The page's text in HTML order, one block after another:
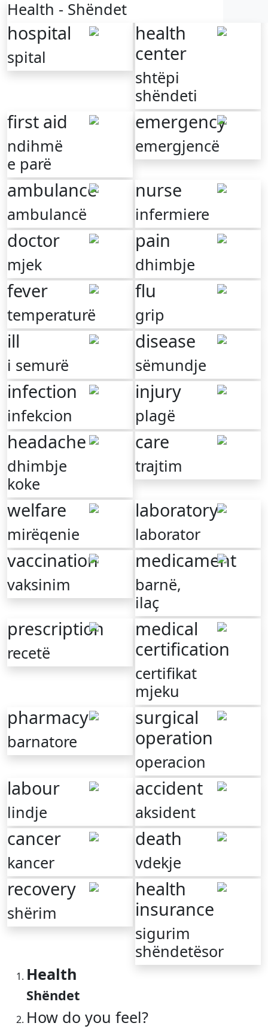
Health - Shëndet
hospital
spital
health
center
shtëpi
shëndeti
first aid
ndihmë
e parë
emergency
emergjencë
ambulance
ambulancë
nurse
infermiere
doctor
mjek
pain
dhimbje
fever
temperaturë
flu
grip
ill
i semurë
disease
sëmundje
infection
infekcion
injury
plagë
headache
dhimbje
koke
care
trajtim
welfare
mirëqenie
laboratory
laborator
vaccination
vaksinim
medicament
barnë,
ilaҫ
prescription
recetë
medical
certification
certifikat
mjeku
pharmacy
barnatore
surgical
operation
operacion
labour
lindje
accident
aksident
cancer
kancer
death
vdekje
recovery
shërim
health
insurance
sigurim
shëndetësor
Health
Shëndet
How do you feel?